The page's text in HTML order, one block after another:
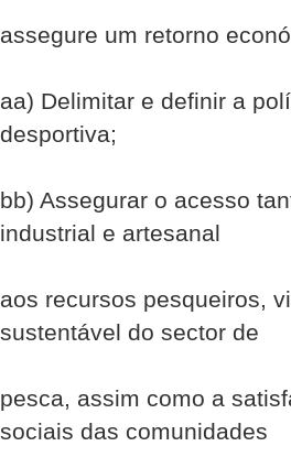
assegure um retorno
aa) Delimitar e definir a
desportiva;
bb) Assegurar o acesso
industrial e artesanal
aos recursos pesqueiros,
sustentável do sector de
pesca, assim como a
sociais das comunidades